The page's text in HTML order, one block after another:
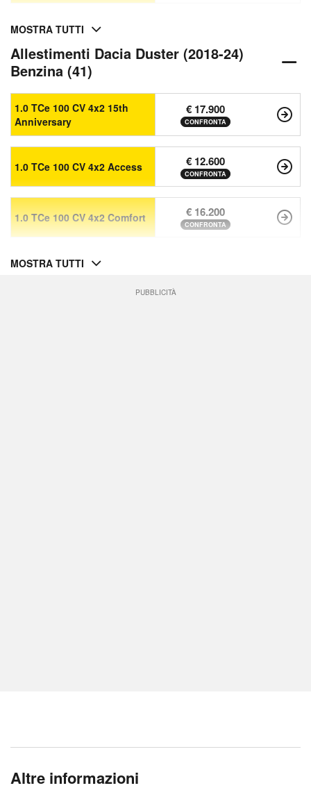
MOSTRA TUTTI
Allestimenti Dacia Duster (2018-24)
Benzina (41)
1.0 TCe 100 CV 4x2 15th
Anniversary
€ 17.900
CONFRONTA
1.0 TCe 100 CV 4x2 Access € 12.600
CONFRONTA
1.0 TCe 100 CV 4x2 Comfort € 16.200
CONFRONTA
MOSTRA TUTTI
PUBBLICITÀ
Altre informazioni